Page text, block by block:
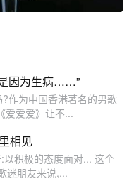
因为生病……”
作为中国香港著名的男歌
爱爱爱》让不...
相见
积极的态度面对... 这个
迷朋友来说,...